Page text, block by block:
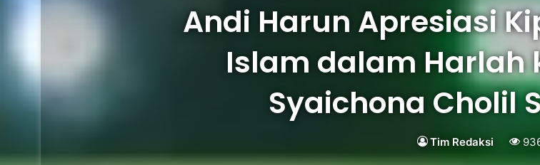
Andi Harun Apresiasi
Islam dalam Harlah
Syaichona Cholil
Tim Redaksi